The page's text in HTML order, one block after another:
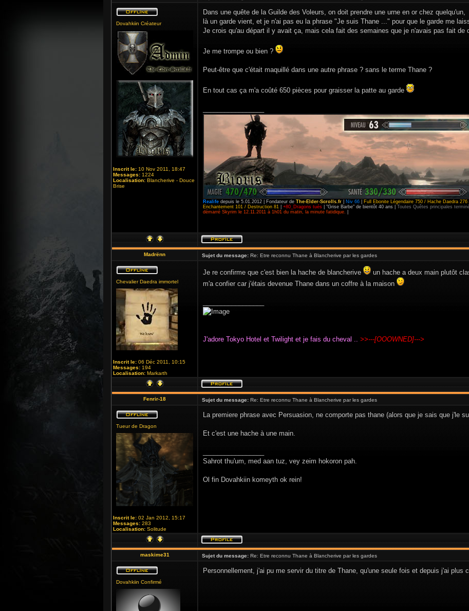
Dovahkiin Créateur
Inscrit le: 10 Nov 2011, 18:47
Messages: 1224
Localisation: Blancherive - Douce
Brise
Dans une quête de la Guilde des Voleurs, on doit prendre une urne en or chez quelqu'un,
là un garde vient, et je n'ai pas eu la phrase "Je suis Thane ..." pour que le garde me
Je crois qu'au départ il y avait ça, mais cela fait des semaines que je n'avais pas fait de
Je me trompe ou bien ?
Peut-être que c'était maquillé dans une autre phrase ? sans le terme Thane ?
En tout cas ça m'a coûté 650 pièces pour graisser la patte au garde
Realife depuis le 5.01.2012 | Fondateur de The-Elder-Scrolls.fr Niv 66
Full Ebonite Légendaire 750 / Hache Daedra
Enchantement 101 / Destruction 81
+80_Dragons tués | "Grise Barbe" de bientôt 40 ans | Toutes Quêtes principales
démarré Skyrim le 12.11.2011 à 1h01 du matin, la minute fatidique.
Madrënn Sujet du message: Re: Etre reconnu Thane à Blancherive par les gardes
Chevalier Daedra immortel
Inscrit le: 06 Déc 2011, 10:15
Messages: 194
Localisation: Markarth
Je re confirme que c'est bien la hache de blancherive un hache a deux main plutôt
m'a confier car j'étais devenue Thane dans un coffre à la maison
J'adore Tokyo Hotel et Twilight et je fais du cheval .. >>---[OOOWNED]--->
Fenrir-18 Sujet du message: Re: Etre reconnu Thane à Blancherive par les gardes
Tueur de Dragon
Inscrit le: 02 Jan 2012, 15:17
Messages: 283
Localisation: Solitude
La premiere phrase avec Persuasion, ne comporte pas thane (alors que je sais que j'le
Et c'est une hache à une main.
Sahrot thu'um, med aan tuz, vey zeim hokoron pah.
Ol fin Dovahkiin komeyth ok rein!
maskime31 Sujet du message: Re: Etre reconnu Thane à Blancherive par les gardes
Dovahkiin Confirmé
Personnellement, j'ai pu me servir du titre de Thane, qu'une seule fois et depuis j'ai plus